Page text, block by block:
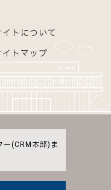
イトについて
イトマップ
ー(CRM本部)ま